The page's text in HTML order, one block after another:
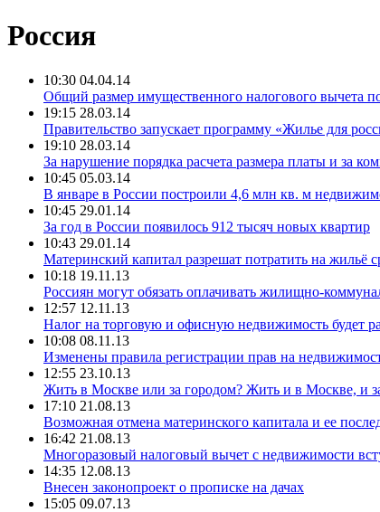
Россия
10:30 04.04.14
Общий размер имущественного налогового вычета
19:15 28.03.14
Правительство запускает программу «Жилье для
19:10 28.03.14
За нарушение порядка расчета размера платы и за
10:45 05.03.14
В январе в России построили 4,6 млн кв. м
10:45 29.01.14
За год в России появилось 912 тысяч новых квартир
10:43 29.01.14
Материнский капитал разрешат потратить на жильё
10:18 19.11.13
Россиян могут обязать оплачивать жилищно-
12:57 12.11.13
Налог на торговую и офисную недвижимость будет
10:08 08.11.13
Изменены правила регистрации прав на
12:55 23.10.13
Жить в Москве или за городом? Жить и в Москве, и
17:10 21.08.13
Возможная отмена материнского капитала и ее
16:42 21.08.13
Многоразовый налоговый вычет с недвижимости
14:35 12.08.13
Внесен законопроект о прописке на дачах
15:05 09.07.13